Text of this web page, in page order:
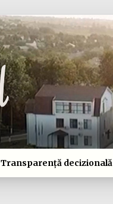
Transparență decizională